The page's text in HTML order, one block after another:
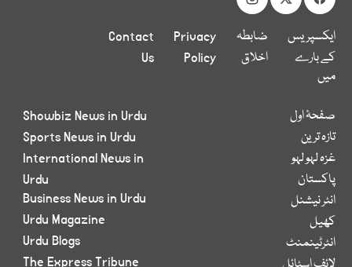
ایکسپریس
کے بارے
میں
ضابطہ
اخلاق
Privacy
Policy
Contact
Us
صفحۂ اول
تازہ ترین
غزہ لہو لہو
پاکستان
انٹر نیشنل
کھیل
انٹرٹینمنٹ
Showbiz News in Urdu
Sports News in Urdu
International News in
Urdu
Business News in Urdu
Urdu Magazine
Urdu Blogs
The Express Tribune